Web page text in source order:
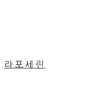
라포세린